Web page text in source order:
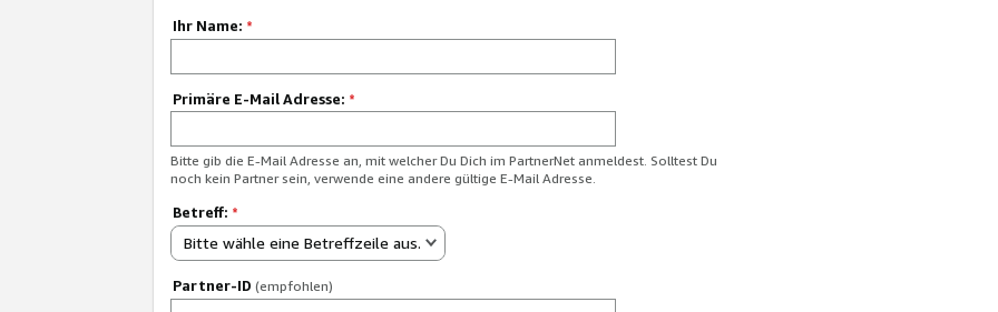
Ihr Name: *
Primäre E-Mail Adresse: *
Bitte gib die E-Mail Adresse an, mit welcher Du Dich im PartnerNet anmeldest. Solltest Du
noch kein Partner sein, verwende eine andere gültige E-Mail Adresse.
Betreff: *
Bitte wähle eine Betreffzeile aus.
Partner-ID (empfohlen)